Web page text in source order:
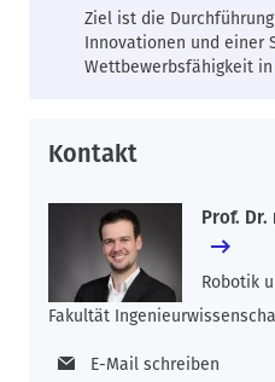
Ziel ist die
Innovationen und einer
Wettbewerbsfähigkeit
Kontakt
Prof.
Robotik
Fakultät
E-Mail schreiben